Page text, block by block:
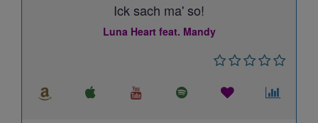
Ick sach ma' so!
Luna Heart feat. Mandy